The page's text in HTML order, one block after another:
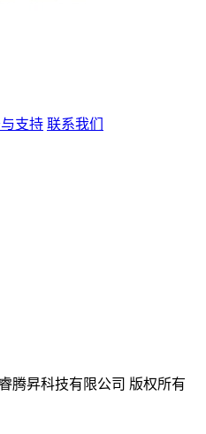
支持 联系我们
腾昇科技有限公司 版权所有